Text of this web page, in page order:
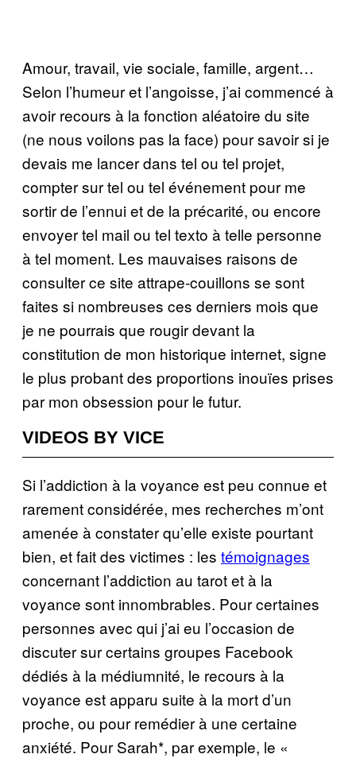
Amour, travail, vie sociale, famille, argent…
Selon l’humeur et l’angoisse, j’ai commencé à
avoir recours à la fonction aléatoire du site
(ne nous voilons pas la face) pour savoir si je
devais me lancer dans tel ou tel projet,
compter sur tel ou tel événement pour me
sortir de l’ennui et de la précarité, ou encore
envoyer tel mail ou tel texto à telle personne
à tel moment. Les mauvaises raisons de
consulter ce site attrape-couillons se sont
faites si nombreuses ces derniers mois que
je ne pourrais que rougir devant la
constitution de mon historique internet, signe
le plus probant des proportions inouïes prises
par mon obsession pour le futur.
VIDEOS BY VICE
Si l’addiction à la voyance est peu connue et
rarement considérée, mes recherches m’ont
amenée à constater qu’elle existe pourtant
bien, et fait des victimes : les témoignages
concernant l’addiction au tarot et à la
voyance sont innombrables. Pour certaines
personnes avec qui j’ai eu l’occasion de
discuter sur certains groupes Facebook
dédiés à la médiumnité, le recours à la
voyance est apparu suite à la mort d’un
proche, ou pour remédier à une certaine
anxiété. Pour Sarah*, par exemple, le «